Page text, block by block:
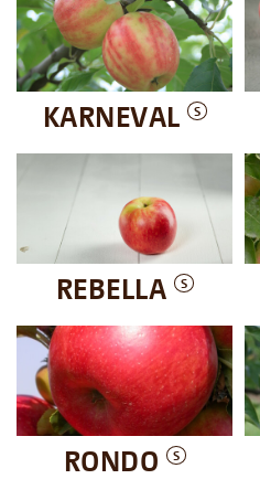
KARNEVAL S
REBELLA S
RONDO S